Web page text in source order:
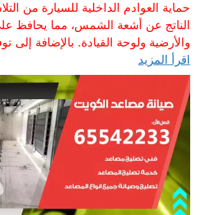
حماية العوادم الداخلية للسيارة من
الناتج عن أشعة الشمس، مما يحافظ
والأرضية ولوحة القيادة. بالإضافة إلى
اقرأ المزيد